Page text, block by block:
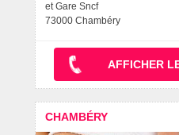
et Gare Sncf
73000 Chambéry
AFFICHER
CHAMBÉRY